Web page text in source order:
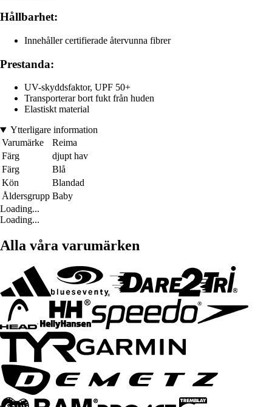
Hållbarhet:
Innehåller certifierade återvunna fibrer
Prestanda:
UV-skyddsfaktor, UPF 50+
Transporterar bort fukt från huden
Elastiskt material
Ytterligare information
Varumärke
Reima
Färg
djupt hav
Färg
Blå
Kön
Blandad
Åldersgrupp Baby
Loading...
Loading...
Alla våra varumärken